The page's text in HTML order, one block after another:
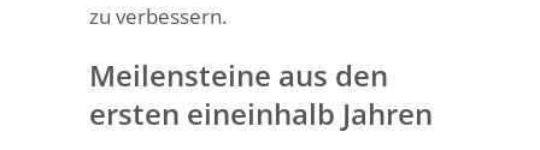
zu verbessern.
Meilensteine aus den
ersten eineinhalb Jahren